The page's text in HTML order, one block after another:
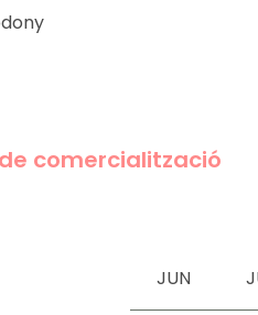
comercialització
JUN